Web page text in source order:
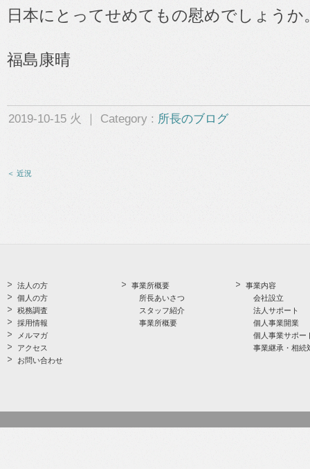
日本にとってせめてもの慰めでしょうか
福島康晴
2019-10-15 火 ｜ Category : 所長のブログ
＜ 近況
法人の方
個人の方
税務調査
採用情報
メルマガ
アクセス
お問い合わせ
事業所概要
所長あいさつ
スタッフ紹介
事業所概要
事業内容
会社設立
法人サポート
個人事業開業
個人事業サポー
事業継承・相続